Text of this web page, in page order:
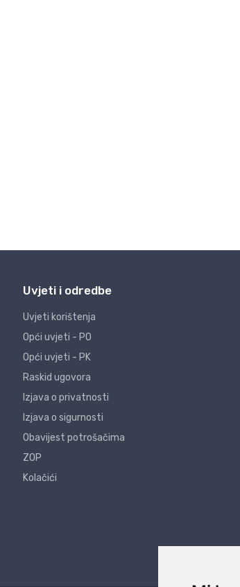
Uvjeti i odredbe
Uvjeti korištenja
Opći uvjeti - PO
Opći uvjeti - PK
Raskid ugovora
Izjava o privatnosti
Izjava o sigurnosti
Obavijest potrošačima
ZOP
Kolačići